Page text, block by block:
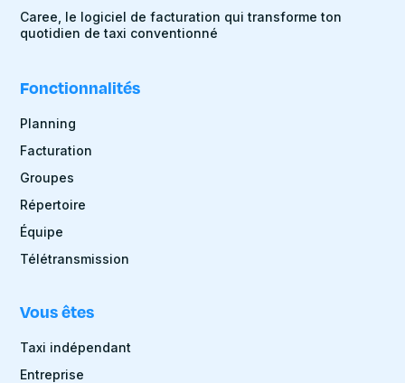
Caree, le logiciel de facturation qui transforme ton
quotidien de taxi conventionné
Fonctionnalités
Planning
Facturation
Groupes
Répertoire
Équipe
Télétransmission
Vous êtes
Taxi indépendant
Entreprise